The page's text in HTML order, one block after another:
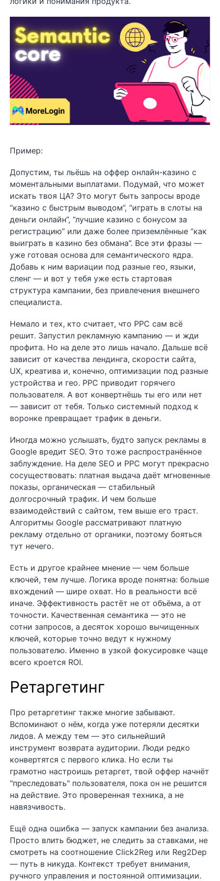
Пример:
Допустим, ты льёшь на оффер онлайн-казино с
моментальными выплатами. Подумай, что может
искать твоя ЦА? Это могут быть запросы вроде
“казино с быстрым выводом”, “играть в слоты на
деньги онлайн”, “лучшие казино с бонусом за
регистрацию” или даже более приземлённые “как
выиграть в казино без обмана”. Все эти фразы —
уже готовая основа для семантического ядра.
Добавь к ним вариации под разные гео, языки,
сленг — и вот у тебя уже есть стартовая
структура кампании, без привлечения внешнего
специалиста.
Немало и тех, кто считает, что PPC сам всё
решит. Запустил рекламную кампанию — и жди
профита. Но на деле это лишь начало. Дальше всё
зависит от качества лендинга, скорости сайта,
UX, креатива и, конечно, оптимизации под разные
устройства и гео. PPC приводит горячего
пользователя. А вот конвертнёшь ты его или нет
— зависит от тебя. Только системный подход к
воронке превращает трафик в деньги.
Иногда можно услышать, будто запуск рекламы в
Google вредит SEO. Это тоже распространённое
заблуждение. На деле SEO и PPC могут прекрасно
сосуществовать: платная выдача даёт мгновенные
показы, органическая — стабильный
долгосрочный трафик. И чем больше
взаимодействий с сайтом, тем выше его траст.
Алгоритмы Google рассматривают платную
рекламу отдельно от органики, поэтому бояться
тут нечего.
Есть и другое крайнее мнение — чем больше
ключей, тем лучше. Логика вроде понятна: больше
вхождений — шире охват. Но в реальности всё
иначе. Эффективность растёт не от объёма, а от
точности. Качественная семантика — это не
сотни запросов, а десяток хорошо вычищенных
ключей, которые точно ведут к нужному
пользователю. Именно в узкой фокусировке чаще
всего кроется ROI.
Ретаргетинг
Про ретаргетинг также многие забывают.
Вспоминают о нём, когда уже потеряли десятки
лидов. А между тем — это сильнейший
инструмент возврата аудитории. Люди редко
конвертятся с первого клика. Но если ты
грамотно настроишь ретаргет, твой оффер начнёт
"преследовать" пользователя, пока он не решится
на действие. Это проверенная техника, а не
навязчивость.
Ещё одна ошибка — запуск кампании без анализа.
Просто влить бюджет, не следить за ставками, не
смотреть на соотношение Click2Reg или Reg2Dep
— путь в никуда. Контекст требует внимания,
ручного управления и постоянной оптимизации.